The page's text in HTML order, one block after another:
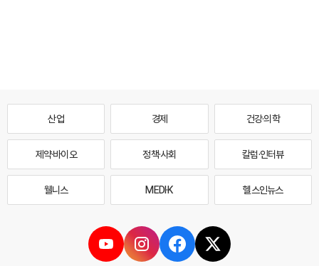
산업 경제 건강·의학
제약·바이오 정책·사회 칼럼·인터뷰
웰니스 MEDI·K 헬스인뉴스